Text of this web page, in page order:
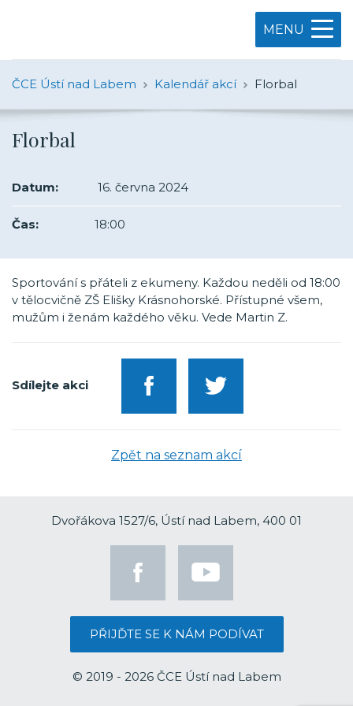
MENU
ČCE Ústí nad Labem Kalendář akcí Florbal
Florbal
Datum: 16. června 2024
Čas: 18:00
Sportování s přáteli z ekumeny. Každou neděli od 18:00
v tělocvičně ZŠ Elišky Krásnohorské. Přístupné všem,
mužům i ženám každého věku. Vede Martin Z.
Sdílejte akci
Zpět na seznam akcí
Dvořákova 1527/6, Ústí nad Labem, 400 01
PŘIJĎTE SE K NÁM PODÍVAT
© 2019 - 2026 ČCE Ústí nad Labem